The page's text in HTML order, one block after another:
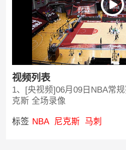
视频列表
1、[央视频]06月09日NBA常
克斯 全场录像
标签 NBA 尼克斯 马刺